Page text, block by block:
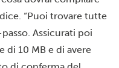
“Puoi trovare tutte
Assicurati poi
di 10 MB e di avere